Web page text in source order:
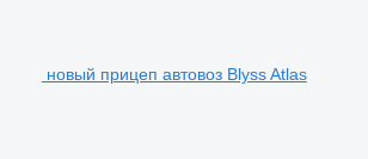
новый прицеп автовоз Blyss Atlas